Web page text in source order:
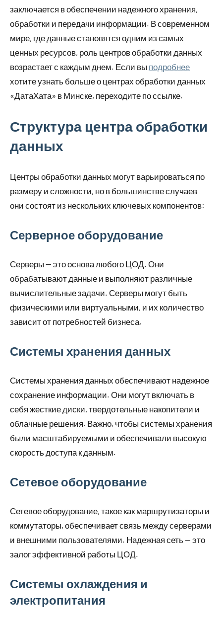
заключается в обеспечении надежного хранения,
обработки и передачи информации. В современном
мире, где данные становятся одним из самых
ценных ресурсов, роль центров обработки данных
возрастает с каждым днем. Если вы подробнее
хотите узнать больше о центрах обработки данных
«ДатаХата» в Минске, переходите по ссылке.
Структура центра обработки
данных
Центры обработки данных могут варьироваться по
размеру и сложности, но в большинстве случаев
они состоят из нескольких ключевых компонентов:
Серверное оборудование
Серверы — это основа любого ЦОД. Они
обрабатывают данные и выполняют различные
вычислительные задачи. Серверы могут быть
физическими или виртуальными, и их количество
зависит от потребностей бизнеса.
Системы хранения данных
Системы хранения данных обеспечивают надежное
сохранение информации. Они могут включать в
себя жесткие диски, твердотельные накопители и
облачные решения. Важно, чтобы системы хранения
были масштабируемыми и обеспечивали высокую
скорость доступа к данным.
Сетевое оборудование
Сетевое оборудование, такое как маршрутизаторы и
коммутаторы, обеспечивает связь между серверами
и внешними пользователями. Надежная сеть — это
залог эффективной работы ЦОД.
Системы охлаждения и
электропитания